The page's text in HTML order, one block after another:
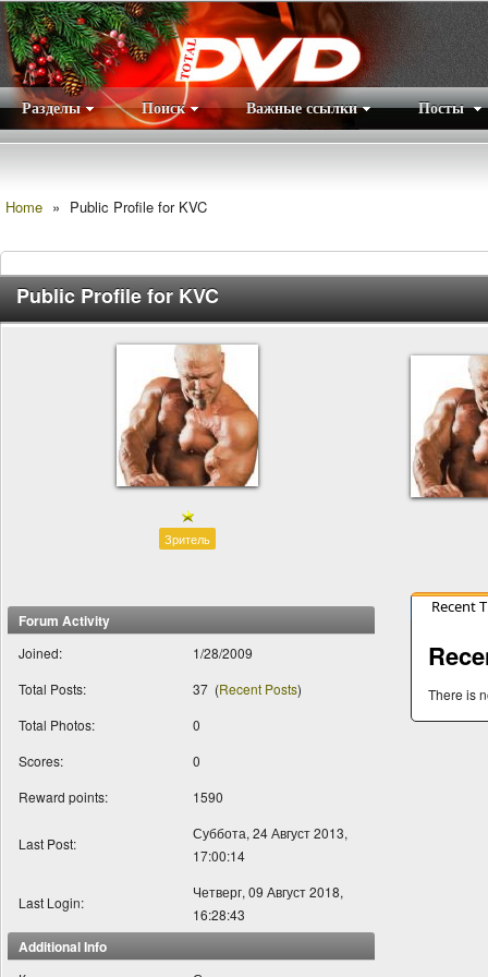
Разделы Поиск Важные ссылки Посты
Home » Public Profile for KVC
Public Profile for KVC
Зритель
Forum Activity
Joined:
1/28/2009
Total Posts:
37 (Recent Posts)
Total Photos:
0
Scores:
0
Reward points:
1590
Last Post:
Суббота, 24 Август 2013,
17:00:14
Last Login:
Четверг, 09 Август 2018,
16:28:43
Additional Info
Recent
There is